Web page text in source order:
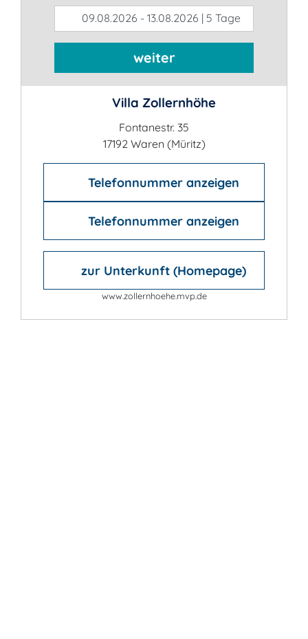
09.08.2026 - 13.08.2026 | 5 Tage
weiter
Villa Zollernhöhe
Fontanestr. 35
17192 Waren (Müritz)
Telefonnummer anzeigen
Telefonnummer anzeigen
zur Unterkunft (Homepage)
www.zollernhoehe.mvp.de